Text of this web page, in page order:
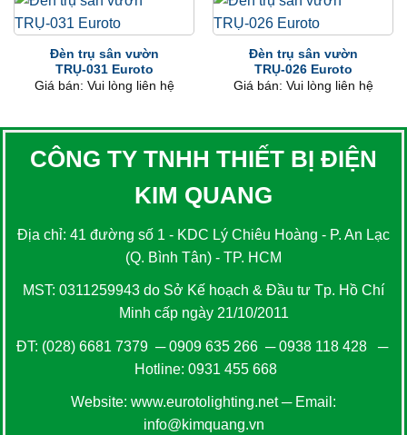
Đèn trụ sân vườn
TRỤ-031 Euroto
Giá bán: Vui lòng liên hệ
Đèn trụ sân vườn
TRỤ-026 Euroto
Giá bán: Vui lòng liên hệ
CÔNG TY TNHH THIẾT BỊ ĐIỆN
KIM QUANG
Địa chỉ: 41 đường số 1 - KDC Lý Chiêu Hoàng - P. An Lạc
(Q. Bình Tân) - TP. HCM
MST: 0311259943 do Sở Kế hoạch & Đầu tư Tp. Hồ Chí
Minh cấp ngày 21/10/2011
ĐT: (028) 6681 7379 ─0909 635 266─0938 118 428─
Hotline: 0931 455 668
Website: www.eurotolighting.net─ Email:
info@kimquang.vn